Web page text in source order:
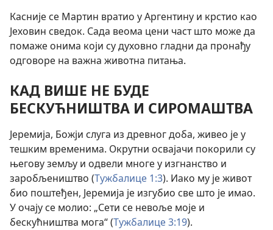
Касније се Мартин вратио у Аргентину и крстио као
Јеховин сведок. Сада веома цени част што може да
помаже онима који су духовно гладни да пронађу
одговоре на важна животна питања.
КАД ВИШЕ НЕ БУДЕ
БЕСКУЋНИШТВА И СИРОМАШТВА
Јеремија, Божји слуга из древног доба, живео је у
тешким временима. Окрутни освајачи покорили су
његову земљу и одвели многе у изгнанство и
заробљеништво (Тужбалице 1:3). Иако му је живот
био поштеђен, Јеремија је изгубио све што је имао.
У очају се молио: „Сети се невоље моје и
бескућништва мога“ (Тужбалице 3:19).